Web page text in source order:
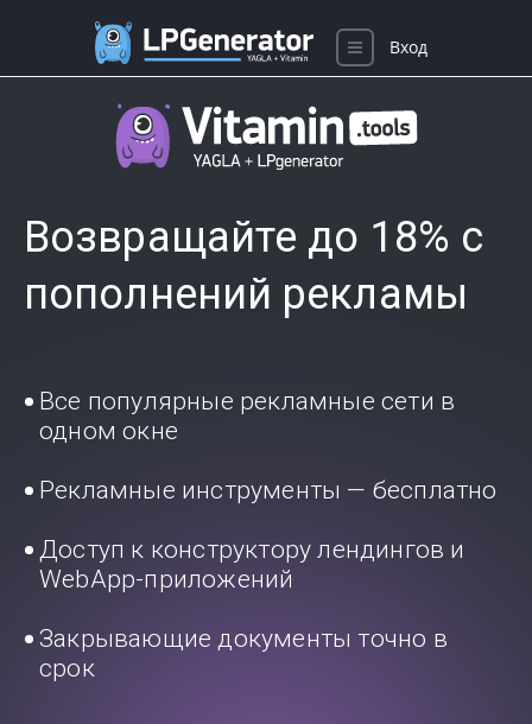
Возвращайте до 18% с
пополнений рекламы
Все популярные рекламные сети в
одном окне
Рекламные инструменты — бесплатно
Доступ к конструктору лендингов и
WebApp-приложений
Закрывающие документы точно в
срок
Вход